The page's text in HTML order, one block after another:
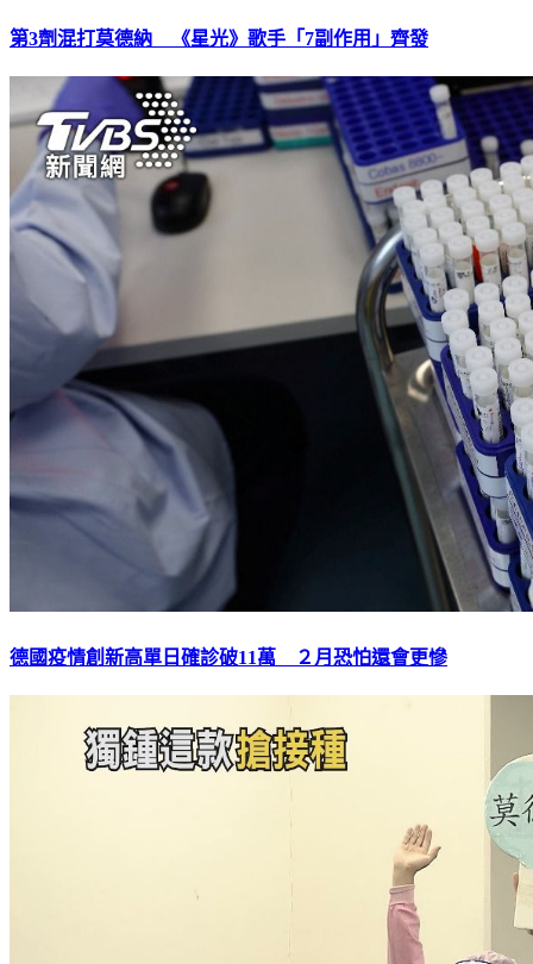
第3劑混打莫德納 《星光》歌手「7副作用」齊發
德國疫情創新高單日確診破11萬 ２月恐怕還會更慘